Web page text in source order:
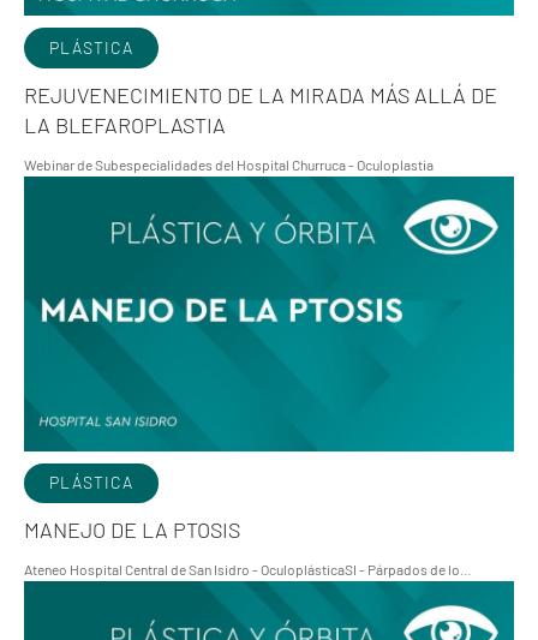
PLÁSTICA
REJUVENECIMIENTO DE LA MIRADA MÁS ALLÁ DE
LA BLEFAROPLASTIA
Webinar de Subespecialidades del Hospital Churruca - Oculoplastia
PLÁSTICA
MANEJO DE LA PTOSIS
Ateneo Hospital Central de San Isidro - OculoplásticaSI - Párpados de lo…